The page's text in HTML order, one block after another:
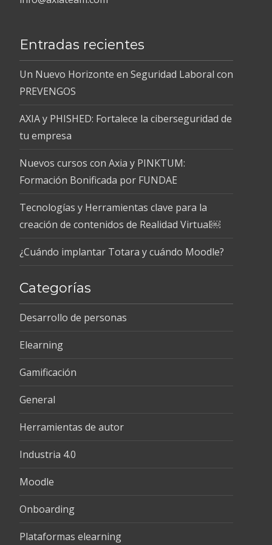
Entradas recientes
Un Nuevo Horizonte en Seguridad Laboral con
PREVENGOS
AXIA y PHISHED: Fortalece la ciberseguridad de
tu empresa
Nuevos cursos con Axia y PINKTUM:
Formación Bonificada por FUNDAE
Tecnologías y Herramientas clave para la
creación de contenidos de Realidad Virtual￼
¿Cuándo implantar Totara y cuándo Moodle?
Categorías
Desarrollo de personas
Elearning
Gamificación
General
Herramientas de autor
Industria 4.0
Moodle
Onboarding
Plataformas elearning